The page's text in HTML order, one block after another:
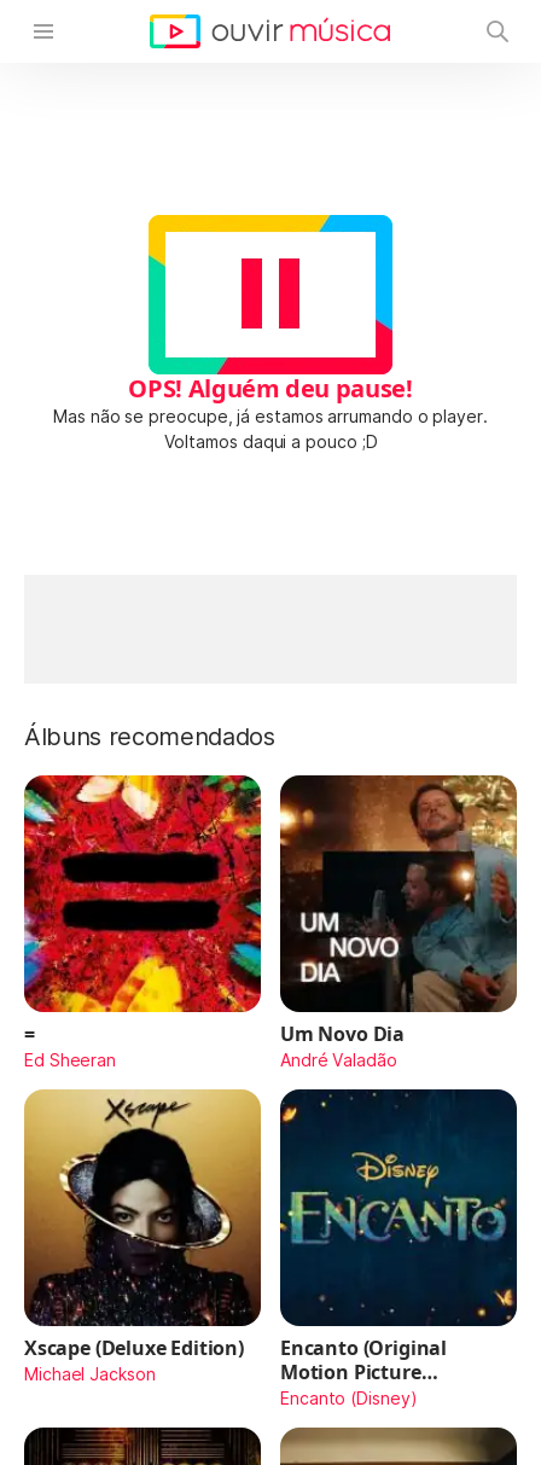
OPS! Alguém deu pause!
Mas não se preocupe, já estamos arrumando o player.
Voltamos daqui a pouco ;D
Álbuns recomendados
=
Ed Sheeran
Um Novo Dia
André Valadão
Xscape (Deluxe Edition)
Michael Jackson
Encanto (Original
Motion Picture
Soundtrack)
Encanto (Disney)